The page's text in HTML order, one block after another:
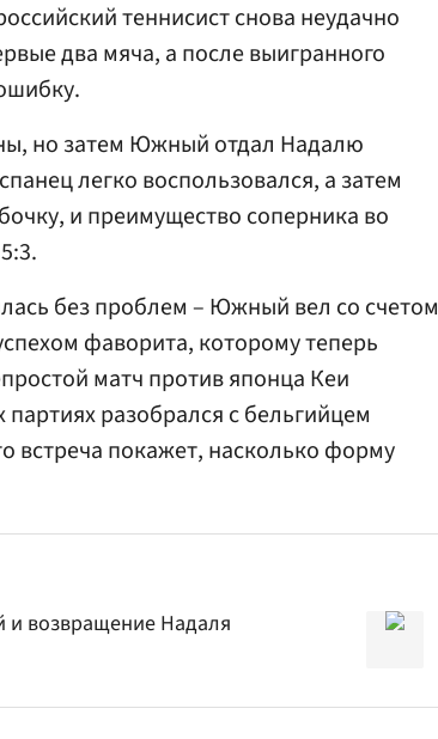
теннисист снова неудачно
два мяча, а после выигранного
но затем Южный отдал Надалю
легко воспользовался, а затем
и преимущество соперника во
без проблем – Южный вел со счетом
фаворита, которому теперь
матч против японца Кеи
разобрался с бельгийцем
встреча покажет, насколько форму
возвращение Надаля